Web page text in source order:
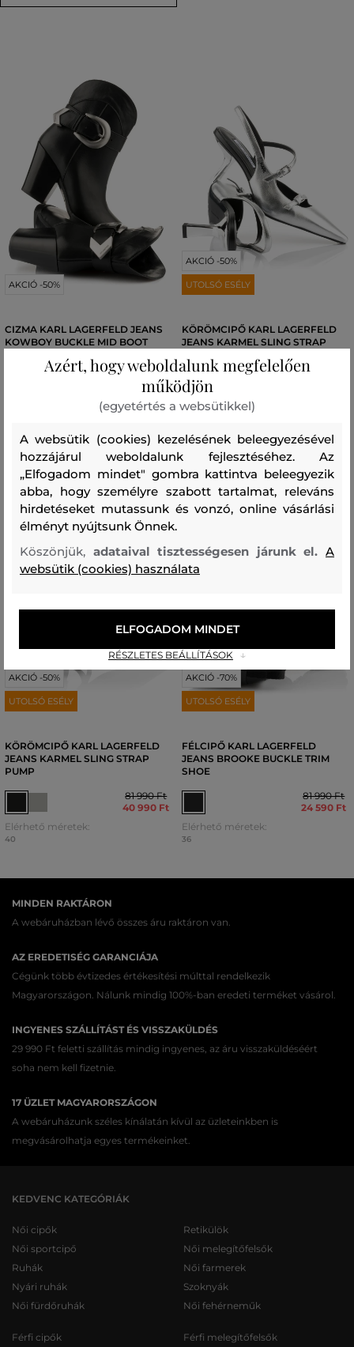
AKCIÓ -50%
CIZMA KARL LAGERFELD JEANS
KOWBOY BUCKLE MID BOOT
138 990 Ft
69 490 Ft
AKCIÓ -50%
UTOLSÓ ESÉLY
KÖRÖMCIPŐ KARL LAGERFELD
JEANS KARMEL SLING STRAP
Elérhető méretek:
AKCIÓ -50%
UTOLSÓ ESÉLY
KÖRÖMCIPŐ KARL LAGERFELD
JEANS KARMEL SLING STRAP
PUMP
81 990 Ft
40 990 Ft
Elérhető méretek:
40
AKCIÓ -70%
UTOLSÓ ESÉLY
FÉLCIPŐ KARL LAGERFELD
JEANS BROOKE BUCKLE TRIM
SHOE
81 990 Ft
24 590 Ft
Elérhető méretek:
36
MINDEN RAKTÁRON
A webáruházban lévő összes áru raktáron van.
AZ EREDETISÉG GARANCIÁJA
Cégünk több évtizedes értékesítési múlttal rendelkezik
Magyarországon. Nálunk mindig 100%-ban eredeti terméket vásárol.
INGYENES SZÁLLÍTÁST ÉS VISSZAKÜLDÉS
29 990 Ft feletti szállítás mindig ingyenes, az áru visszaküldéséért
soha nem kell fizetnie.
17 ÜZLET MAGYARORSZÁGON
A webáruházunk széles kínálatán kívül az üzleteinkben is
megvásárolhatja egyes termékeinket.
KEDVENC KATEGÓRIÁK
Női cipők
Női sportcipő
Ruhák
Nyári ruhák
Női fürdőruhák
Retikülök
Női melegítőfelsők
Női farmerek
Szoknyák
Női fehérneműk
Férfi cipők
Férfi melegítőfelsők
Azért, hogy weboldalunk megfelelően
működjön
(egyetértés a websütikkel)
A websütik (cookies) kezelésének beleegyezésével
hozzájárul weboldalunk fejlesztéséhez. Az
„Elfogadom mindet" gombra kattintva beleegyezik
abba, hogy személyre szabott tartalmat, releváns
hirdetéseket mutassunk és vonzó, online vásárlási
élményt nyújtsunk Önnek.
Köszönjük, adataival tisztességesen járunk el.A
websütik (cookies) használata
RÉSZLETES BEÁLLÍTÁSOK
ELFOGADOM MINDET